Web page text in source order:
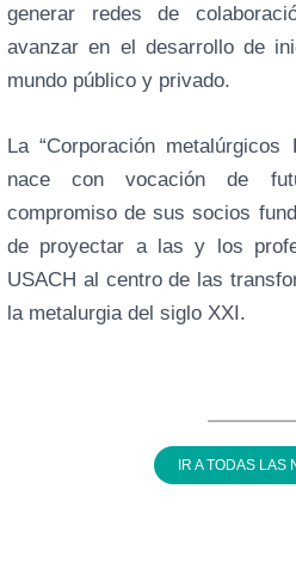
generar redes de
avanzar en el desarrollo de
mundo público y privado.
La “Corporación
nace con vocación de
compromiso de sus socios
de proyectar a las y los
USACH al centro de las
la metalurgia del siglo XXI.
IR A TODAS LAS